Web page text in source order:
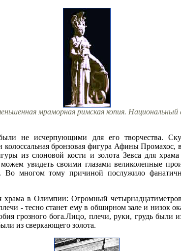
мраморная римская копия. Национальный
не исчерпующими для его творчества.
бронзовая фигура Афины Промахос,
из слоновой кости и золота Зевса для
увидеть своими глазами великолепные
многом тому причиной послужило
храма в Олимпии: Огромный
- тесно станет ему в обширном зале и низок
грозного бога.Лицо, плечи, руки, грудь были
из сверкающего золота.